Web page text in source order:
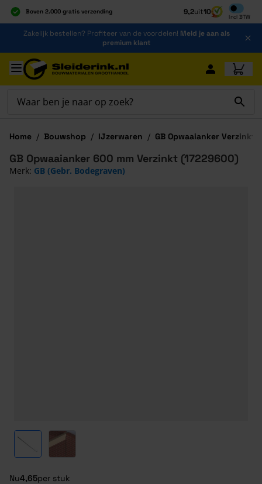
Boven 2.000 gratis verzending
Al 40 jaar dé specialist
Alles onder één dak
9,2uit10
Incl BTW
Inclusief
Ga naar de inhoud
Zakelijk bestellen? Profiteer van de voordelen! Meld je aan als
premium klant
Ga naar hoofdinhoud
Home / Bouwshop / IJzerwaren / GB Opwaaianker Verzinkt
View larger imageView larger image
Nu4,65per stuk
GB Opwaaianker 600 mm Verzinkt (17229600)
Merk: GB (Gebr. Bodegraven)